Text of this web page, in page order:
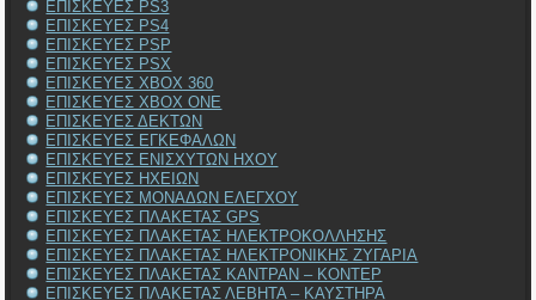
ΕΠΙΣΚΕΥΕΣ PS3
ΕΠΙΣΚΕΥΕΣ PS4
ΕΠΙΣΚΕΥΕΣ PSP
ΕΠΙΣΚΕΥΕΣ PSX
ΕΠΙΣΚΕΥΕΣ XBOX 360
ΕΠΙΣΚΕΥΕΣ XBOX ONE
ΕΠΙΣΚΕΥΕΣ ΔΕΚΤΩΝ
ΕΠΙΣΚΕΥΕΣ ΕΓΚΕΦΑΛΩΝ
ΕΠΙΣΚΕΥΕΣ ΕΝΙΣΧΥΤΩΝ ΗΧΟΥ
ΕΠΙΣΚΕΥΕΣ ΗΧΕΙΩΝ
ΕΠΙΣΚΕΥΕΣ ΜΟΝΑΔΩΝ ΕΛΕΓΧΟΥ
ΕΠΙΣΚΕΥΕΣ ΠΛΑΚΕΤΑΣ GPS
ΕΠΙΣΚΕΥΕΣ ΠΛΑΚΕΤΑΣ ΗΛΕΚΤΡΟΚΟΛΛΗΣΗΣ
ΕΠΙΣΚΕΥΕΣ ΠΛΑΚΕΤΑΣ ΗΛΕΚΤΡΟΝΙΚΗΣ ΖΥΓΑΡΙΑ
ΕΠΙΣΚΕΥΕΣ ΠΛΑΚΕΤΑΣ ΚΑΝΤΡΑΝ – ΚΟΝΤΕΡ
ΕΠΙΣΚΕΥΕΣ ΠΛΑΚΕΤΑΣ ΛΕΒΗΤΑ – ΚΑΥΣΤΗΡΑ